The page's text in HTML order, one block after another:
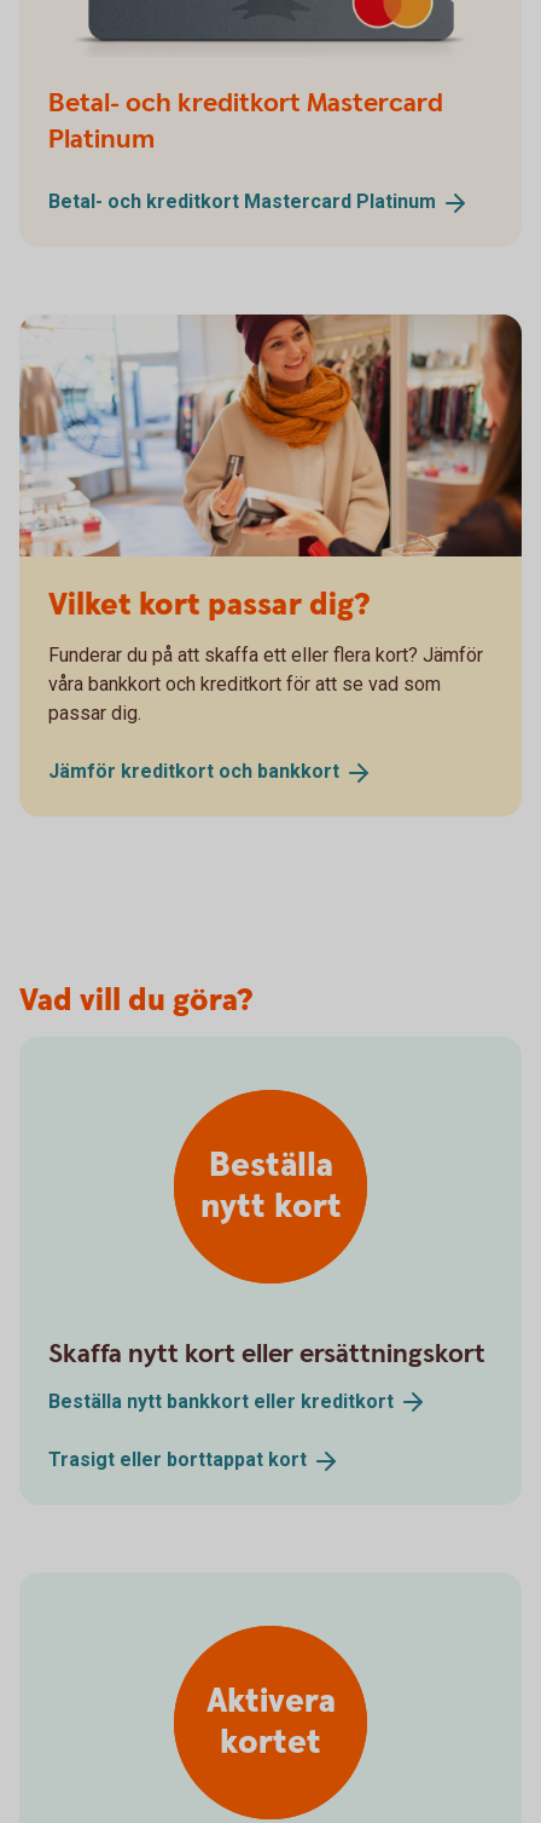
Betal- och kreditkort Mastercard
Platinum
Betal- och kreditkort Mastercard Platinum
Vilket kort passar dig?
Funderar du på att skaffa ett eller flera kort? Jämför
våra bankkort och kreditkort för att se vad som
passar dig.
Jämför kreditkort och bankkort
Vad vill du göra?
Beställa
nytt kort
Skaffa nytt kort eller ersättningskort
Beställa nytt bankkort eller kreditkort
Trasigt eller borttappat kort
Aktivera
kortet